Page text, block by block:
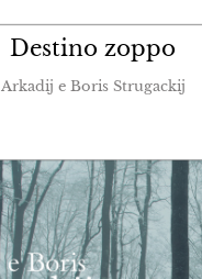
Destino zoppo
Arkadij e Boris Strugackij